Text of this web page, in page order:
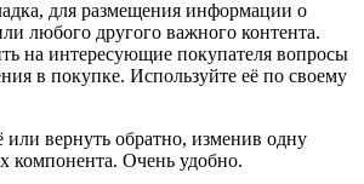
для размещения информации о
любого другого важного контента.
на интересующие покупателя вопросы
в покупке. Используйте её по своему
вернуть обратно, изменив одну
компонента. Очень удобно.